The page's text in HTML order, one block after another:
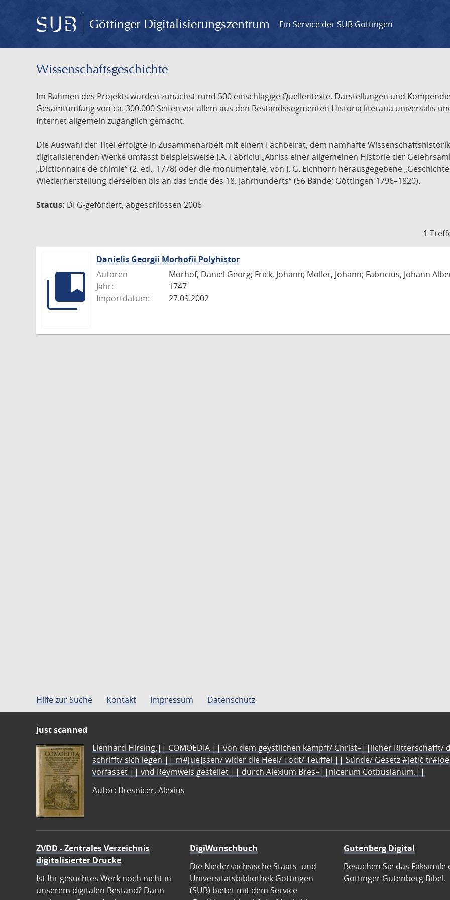
Göttinger Digitalisierungszentrum Ein Service der SUB Göttingen
Wissenschafts­geschichte
Im Rahmen des Projekts wurden zunächst rund 500 einschlägige Quellentexte, Darstellungen und
Gesamtumfang von ca. 300.000 Seiten vor allem aus den Bestandssegmenten Historia literaria universalis
Internet allgemein zugänglich gemacht.
Die Auswahl der Titel erfolgte in Zusammenarbeit mit einem Fachbeirat, dem namhafte
digitalisierenden Werke umfasst beispielsweise J.A. Fabriciu „Abriss einer allgemeinen Historie der
„Dictionnaire de chimie“ (2. ed., 1778) oder die monumentale, von J. G. Eichhorn herausgegebene
Wiederherstellung derselben bis an das Ende des 18. Jahrhunderts“ (56 Bände; Göttingen 1796–1820).
Status: DFG-gefördert, abgeschlossen 2006
1
Danielis Georgii Morhofii Polyhistor
Autoren
Morhof, Daniel Georg; Frick, Johann; Moller, Johann; Fabricius, Johann
Jahr:
1747
Importdatum:
27.09.2002
Hilfe zur Suche Kontakt Impressum Datenschutz
Just scanned
Lienhard Hirsing.|| COMOEDIA || von dem geystlichen kampff/ Christ=||licher Ritterschafft/
schrifft/ sich legen || m#[ue]ssen/ wider die Heel/ Todt/ Teuffel || Sünde/ Gesetz #[et]c̃
vorfasset || vnd Reymweis gestellet || durch Alexium Bres=||nicerum Cotbusianum.||
Autor: Bresnicer, Alexius
ZVDD - Zentrales Verzeichnis
digitalisierter Drucke
Ist Ihr gesuchtes Werk noch nicht in
unserem digitalen Bestand? Dann
DigiWunschbuch
Die Niedersächsische Staats- und
Universitätsbibliothek Göttingen
(SUB) bietet mit dem Service
Gutenberg Digital
Besuchen Sie das Faksimile
Göttinger Gutenberg Bibel.